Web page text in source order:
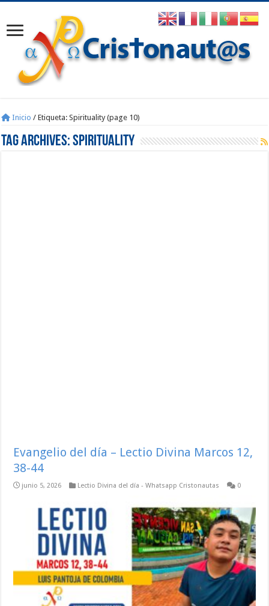
Inicio / Etiqueta:Spirituality(page 10)
Tag Archives:Spirituality
Evangelio del día – Lectio Divina Marcos 12,
38-44
junio 5, 2026 Lectio Divina del día - Whatsapp Cristonautas 0